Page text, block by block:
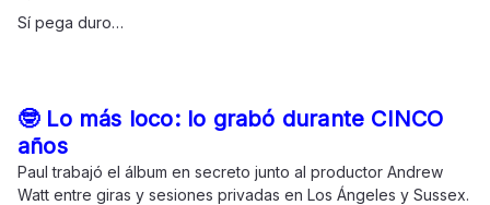
Sí pega duro…
🤓 Lo más loco: lo grabó durante CINCO
años
Paul trabajó el álbum en secreto junto al productor Andrew
Watt entre giras y sesiones privadas en Los Ángeles y Sussex.